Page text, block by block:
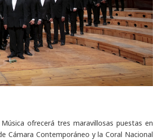
ofrecerá tres maravillosas puestas en
Cámara Contemporáneo y la Coral Nacional